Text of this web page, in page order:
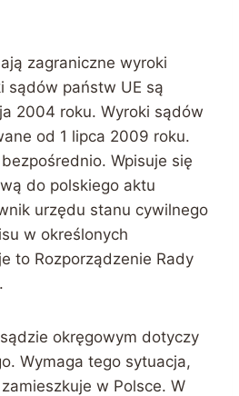
zagraniczne wyroki
sądów państw UE są
2004 roku. Wyroki sądów
od 1 lipca 2009 roku.
Wpisuje się
do polskiego aktu
urzędu stanu cywilnego
w określonych
to Rozporządzenie Rady
okręgowym dotyczy
Wymaga tego sytuacja,
w Polsce. W